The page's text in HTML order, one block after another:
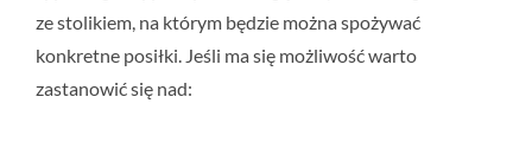
ze stolikiem, na którym będzie można spożywać
konkretne posiłki. Jeśli ma się możliwość warto
zastanowić się nad: